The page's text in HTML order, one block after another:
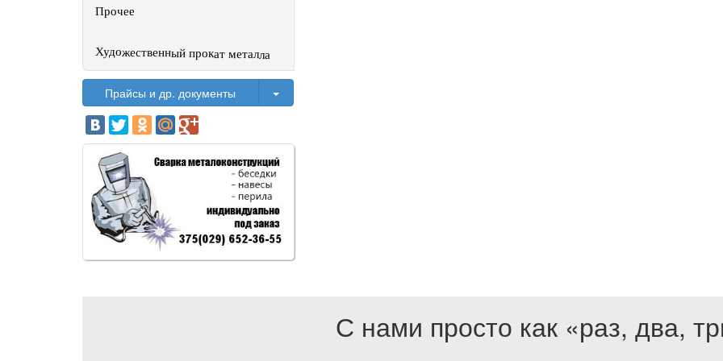
Прочее
Художественный прокат металла
Прайсы и др. документы Toggle Dropdown
С нами просто как «раз, два,